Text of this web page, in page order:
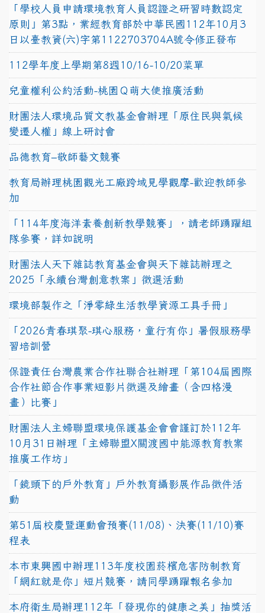
「學校人員申請環境教育人員認證之研習時數認定
原則」第3點，業經教育部於中華民國112年10月3
日以臺教資(六)字第1122703704A號令修正發布
112學年度上學期第8週10/16-10/20菜單
兒童權利公約活動-桃園Ｑ萌大使推廣活動
財團法人環境品質文教基金會辦理「原住民與氣候
變遷人權」線上研討會
品德教育–敬師藝文競賽
教育局辦理桃園觀光工廠跨域見學觀摩-歡迎教師參
加
「114年度海洋素養創新教學競賽」，請老師踴躍組
隊參賽，詳如說明
財團法人天下雜誌教育基金會與天下雜誌辦理之
2025「永續台灣創意教案」徵選活動
環境部製作之「淨零綠生活教學資源工具手冊」
「2026青春琪聚-琪心服務，童行有你」暑假服務學
習培訓營
保證責任台灣農業合作社聯合社辦理「第104屆國際
合作社節合作事業短影片徵選及繪畫（含四格漫
畫）比賽」
財團法人主婦聯盟環境保護基金會會謹訂於112年
10月31日辦理「主婦聯盟X關渡國中能源教育教案
推廣工作坊」
「鏡頭下的戶外教育」戶外教育攝影展作品徵件活
動
第51屆校慶暨運動會預賽(11/08)、決賽(11/10)賽
程表
本市東興國中辦理113年度校園菸檳危害防制教育
「網紅就是你」短片競賽，請同學踴躍報名參加
本府衛生局辦理112年「發現你的健康之美」抽獎活